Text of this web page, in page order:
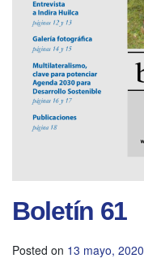
Boletín 61
Posted on 13 mayo, 2020